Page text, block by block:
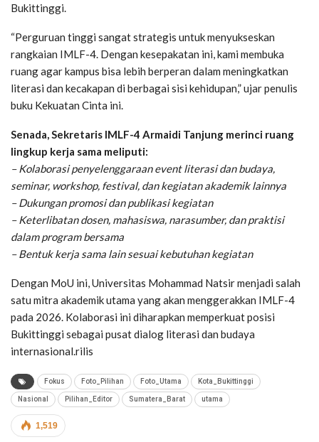
Bukittinggi.
“Perguruan tinggi sangat strategis untuk menyukseskan
rangkaian IMLF-4. Dengan kesepakatan ini, kami membuka
ruang agar kampus bisa lebih berperan dalam meningkatkan
literasi dan kecakapan di berbagai sisi kehidupan,” ujar penulis
buku Kekuatan Cinta ini.
Senada, Sekretaris IMLF-4 Armaidi Tanjung merinci ruang
lingkup kerja sama meliputi:
– Kolaborasi penyelenggaraan event literasi dan budaya,
seminar, workshop, festival, dan kegiatan akademik lainnya
– Dukungan promosi dan publikasi kegiatan
– Keterlibatan dosen, mahasiswa, narasumber, dan praktisi
dalam program bersama
– Bentuk kerja sama lain sesuai kebutuhan kegiatan
Dengan MoU ini, Universitas Mohammad Natsir menjadi salah
satu mitra akademik utama yang akan menggerakkan IMLF-4
pada 2026. Kolaborasi ini diharapkan memperkuat posisi
Bukittinggi sebagai pusat dialog literasi dan budaya
internasional.rilis
Fokus Foto_Pilihan Foto_Utama Kota_Bukittinggi
Nasional Pilihan_Editor Sumatera_Barat utama
1,519